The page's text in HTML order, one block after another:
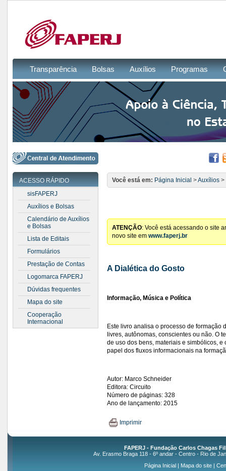
Transparência Bolsas Auxílios Programas
ACESSO RÁPIDO
sisFAPERJ
Auxílios e Bolsas
Calendário de Auxílios
e Bolsas
Lista de Editais
Formulários
Prestação de Contas
Logomarca FAPERJ
Dúvidas frequentes
Mapa do site
Cooperação
Internacional
Você está em: Página Inicial >Auxílios >
ATENÇÃO: Você está acessando o site
novo site em www.faperj.br
A Dialética do Gosto
Informação, Música e Política
Este livro analisa o processo de
livres, autônomas, conscientes ou não. O
de uso dos bens, materiais e simbólicos,
papel dos fluxos informacionais na
Autor: Marco Schneider
Editora: Circuito
Número de páginas: 328
Ano de lançamento: 2015
Imprimir
FAPERJ - Fundação Carlos Chagas
Av. Erasmo Braga 118 - 6º andar - Centro - Rio de
Página Inicial| Mapa do site|